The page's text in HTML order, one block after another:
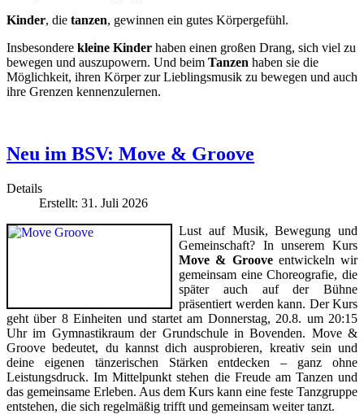
Kinder, die tanzen, gewinnen ein gutes Körpergefühl.
Insbesondere kleine Kinder haben einen großen Drang, sich viel zu
bewegen und auszupowern. Und beim Tanzen haben sie die
Möglichkeit, ihren Körper zur Lieblingsmusik zu bewegen und auch
ihre Grenzen kennenzulernen.
Neu im BSV: Move & Groove
Details
Erstellt: 31. Juli 2026
Lust auf Musik, Bewegung und
Gemeinschaft? In unserem Kurs
Move & Grooveentwickeln wir
gemeinsam eine Choreografie, die
später auch auf der Bühne
präsentiert werden kann. Der Kurs
geht über 8 Einheiten und startet am Donnerstag, 20.8. um 20:15
Uhr im Gymnastikraum der Grundschule in Bovenden. Move &
Groove bedeutet, du kannst dich ausprobieren, kreativ sein und
deine eigenen tänzerischen Stärken entdecken – ganz ohne
Leistungsdruck. Im Mittelpunkt stehen die Freude am Tanzen und
das gemeinsame Erleben. Aus dem Kurs kann eine feste Tanzgruppe
entstehen, die sich regelmäßig trifft und gemeinsam weiter tanzt.